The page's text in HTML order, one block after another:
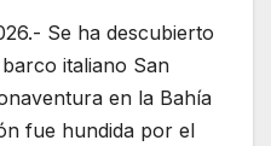
Se ha descubierto
italiano San
en la Bahía
fue hundida por el